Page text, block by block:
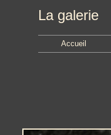
La galerie
Accueil